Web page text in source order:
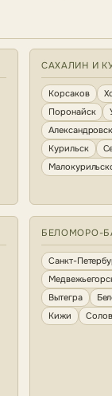
САХАЛИН И
Корсаков
Поронайск
Курильск
БЕЛОМОРО-
Санкт-
Вытегра
Кижи